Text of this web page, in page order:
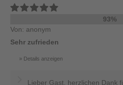
93%
Von: anonym
Sehr zufrieden
Details anzeigen
Lieber Gast, herzlichen Dank